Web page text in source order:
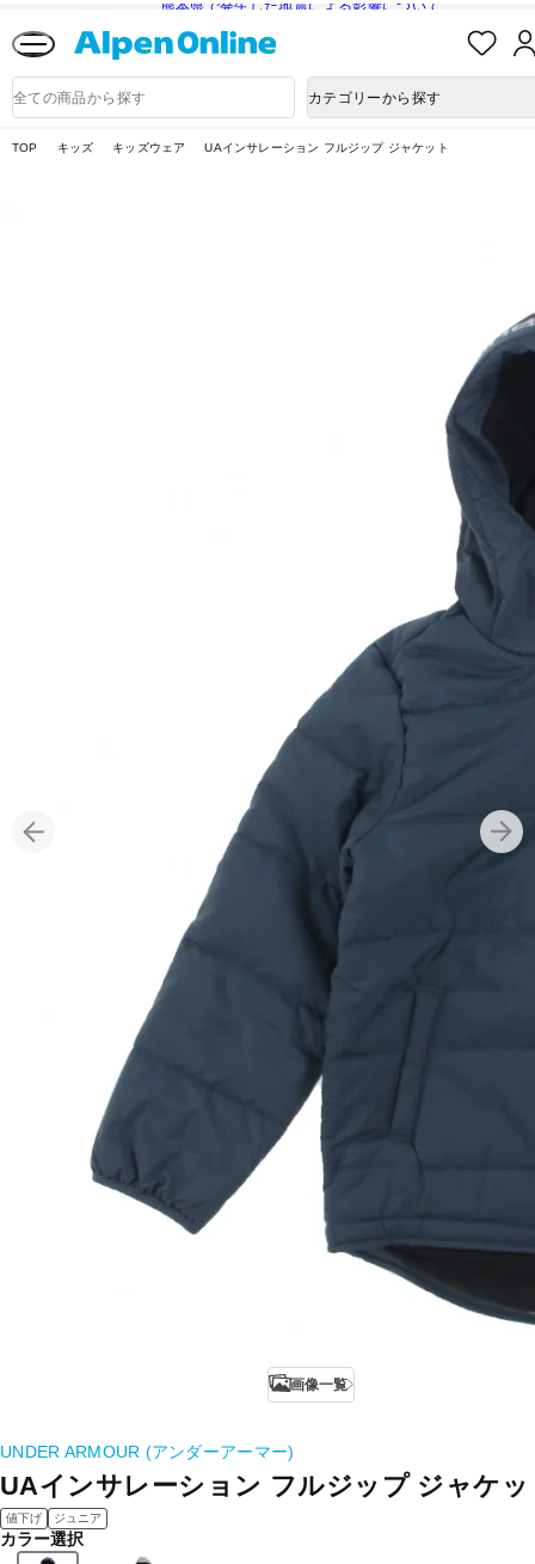
熊本県で発生した地震による影響について
入
品
検
カテゴリーから探す
TOP キッズ キッズウェア UAインサレーション フルジップ ジャケット
画像一覧
UNDER ARMOUR (アンダーアーマー)
UAインサレーション フルジップ ジャケッ
値下げ ジュニア
カラー選択